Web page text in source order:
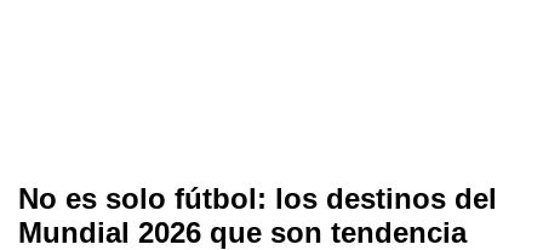
No es solo fútbol: los destinos del
Mundial 2026 que son tendencia